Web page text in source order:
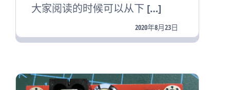
大家阅读的时候可以从下 […]
2020年8月23日